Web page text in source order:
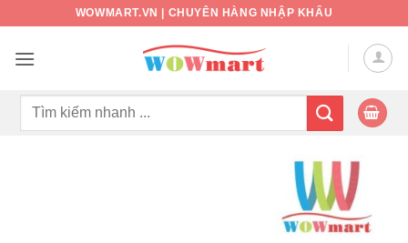
nội
WOWMART.VN | CHUYÊN HÀNG NHẬP KHẨU
Tìm